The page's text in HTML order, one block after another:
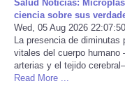
World
NOTICIAS
Salud Noticias:
ciencia sobre sus
Wed, 05 Aug 2026
La presencia de
vitales del cuerpo
arterias y el tejido
Read More ...